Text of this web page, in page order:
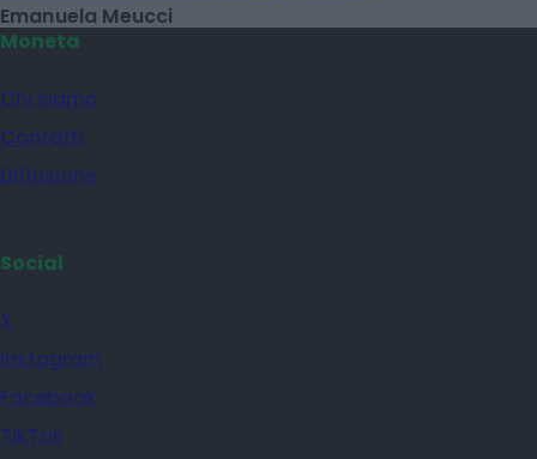
Emanuela Meucci
Moneta
Chi siamo
Contatti
Diffusione
Social
X
Instagram
Facebook
TikTok